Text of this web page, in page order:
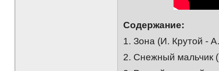
Содержание:
1. Зона (И. Крутой -
2. Снежный мальчик